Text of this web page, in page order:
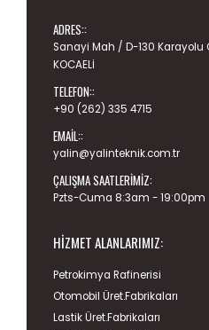
ADRES::
Sanayi Mah / D-130 Karayolu
KOCAELİ
TELEFON::
+90 (262) 335 4715
EMAIL::
yalin@yalinteknik.com.tr
ÇALIŞMA SAATLERIMIZ:
Pzts-Cuma 8:3am - 19:00pm
HIZMET ALANLARIMIZ:
Petrokimya Rafinerisi
Otomobil Üret.Fabrikaları
Lastik Üret.Fabrikaları